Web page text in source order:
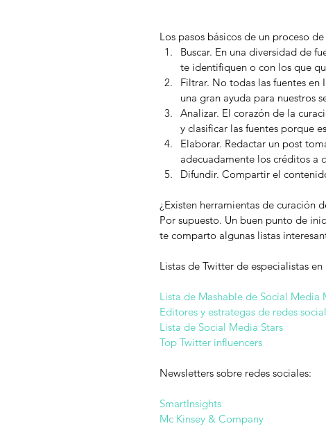
Los pasos básicos de un proceso
Buscar. En una diversidad de
te identifiquen o con los que
Filtrar. No todas las fuentes en
una gran ayuda para nuestros
Analizar. El corazón de la
y clasificar las fuentes porque
Elaborar. Redactar un post
adecuadamente los créditos a
Difundir. Compartir el
¿Existen herramientas de curación
Por supuesto. Un buen punto de
te comparto algunas listas
Listas de Twitter de especialistas en
Lista de Mashable de Social Media
Editores y estrategas de redes
Lista de Social Media Stars
Top Twitter influencers
Newsletters sobre redes sociales:
SmartInsights
Mc Kinsey & Company